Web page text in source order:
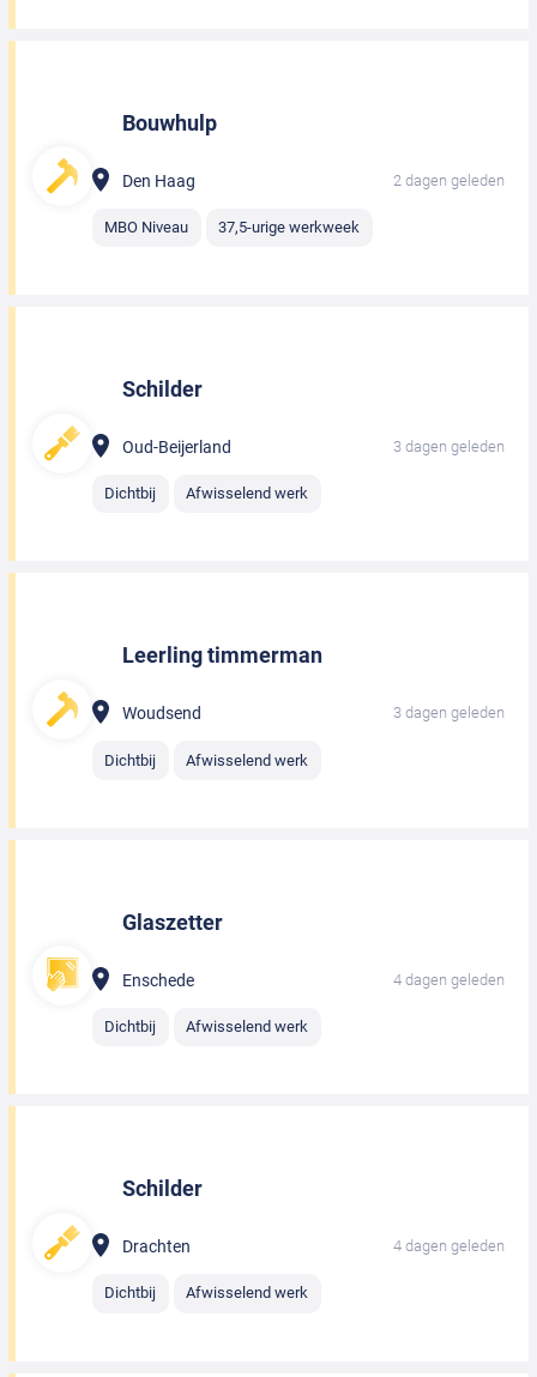
Bouwhulp
Den Haag 2 dagen geleden
MBO Niveau 37,5-urige werkweek
Schilder
Oud-Beijerland 3 dagen geleden
Dichtbij Afwisselend werk
Leerling timmerman
Woudsend 3 dagen geleden
Dichtbij Afwisselend werk
Glaszetter
Enschede 4 dagen geleden
Dichtbij Afwisselend werk
Schilder
Drachten 4 dagen geleden
Dichtbij Afwisselend werk